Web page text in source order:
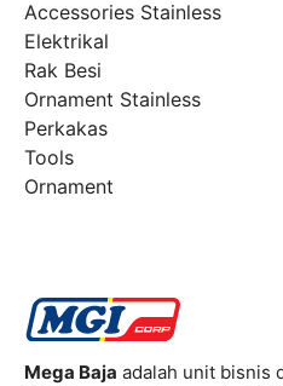
Accessories Stainless
Elektrikal
Rak Besi
Ornament Stainless
Perkakas
Tools
Ornament
Mega Baja adalah unit bisnis